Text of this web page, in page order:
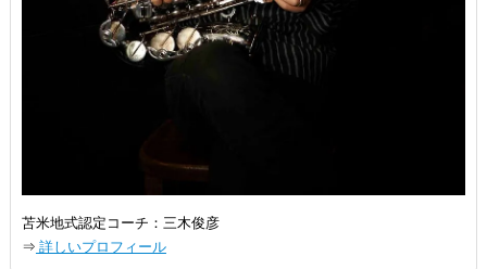
苫米地式認定コーチ：三木俊彦
⇒ 詳しいプロフィール